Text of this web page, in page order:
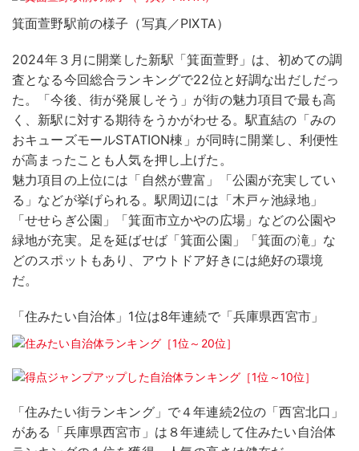
箕面萱野駅前の様子（写真／PIXTA）
2024年３月に開業した新駅「箕面萱野」は、初めての調
査となる今回総合ランキングで22位と好調な出だしだっ
た。「今後、街が発展しそう」が街の魅力項目で最も高
く、新駅に対する期待をうかがわせる。駅直結の「みの
おキューズモールSTATION棟」が同時に開業し、利便性
が高まったことも人気を押し上げた。
魅力項目の上位には「自然が豊富」「公園が充実してい
る」などが挙げられる。駅周辺には「木戸ヶ池緑地」
「せせらぎ公園」「箕面市立かやの広場」などの公園や
緑地が充実。足を延ばせば「箕面公園」「箕面の滝」な
どのスポットもあり、アウトドア好きには絶好の環境
だ。
「住みたい自治体」1位は8年連続で「兵庫県西宮市」
「住みたい街ランキング」で４年連続2位の「西宮北口」
がある「兵庫県西宮市」は８年連続して住みたい自治体